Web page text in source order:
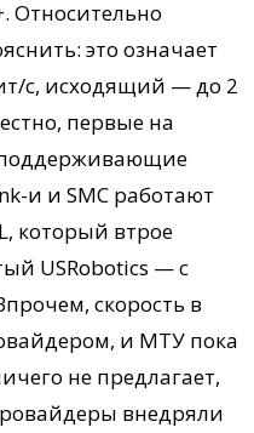
Относительно
это означает
с, исходящий — до 2
первые на
и и SMC работают
который втрое
USRobotics — с
скорость в
и МТУ пока
не предлагает,
внедряли